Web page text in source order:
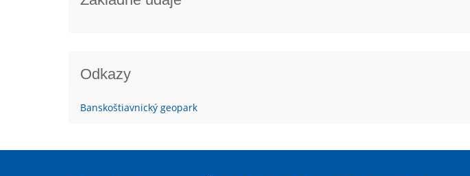
Odkazy
Banskoštiavnický geopark